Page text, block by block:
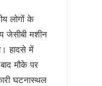
लोगों के
मशीन
हादसे में
मौके पर
घटनास्थल